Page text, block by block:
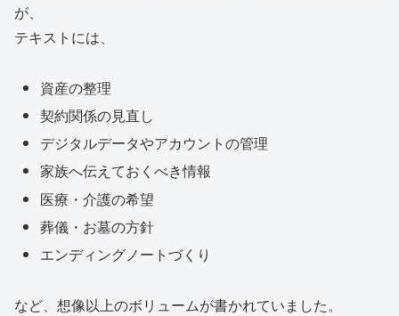
が、
テキストには、
資産の整理
契約関係の見直し
デジタルデータやアカウントの管理
家族へ伝えておくべき情報
医療・介護の希望
葬儀・お墓の方針
エンディングノートづくり
など、想像以上のボリュームが書かれていました。